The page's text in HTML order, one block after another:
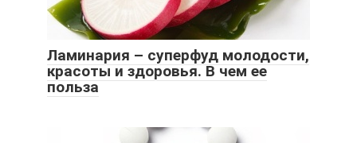
Ламинария – суперфуд молодости,
красоты и здоровья. В чем ее
польза